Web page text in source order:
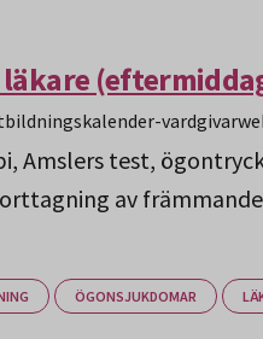
Amslers test,
av
ÖGONSJUKDOMAR